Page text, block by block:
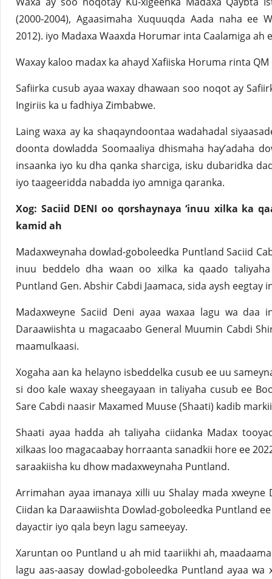
(2000-2004), Agaasimaha Xuquuqda Aada naha ee
2012). iyo Madaxa Waaxda Horumar inta Caalamiga ah
Waxay kaloo madax ka ahayd Xafiiska Horuma rinta
Safiirka cusub ayaa waxay dhawaan soo noqot ay
Ingiriis ka u fadhiya Zimbabwe.
Laing waxa ay ka shaqayndoontaa wadahadal
doonta dowladda Soomaaliya dhismaha hay’adaha
insaanka iyo ku dha qanka sharciga, isku dubaridka
iyo taageeridda nabadda iyo amniga qaranka.
Xog: Saciid DENI oo qorshaynaya ‘inuu xilka ka
kamid ah
Madaxweynaha dowlad-goboleedka Puntland Saciid
inuu beddelo dha waan oo xilka ka qaado
Puntland Gen. Abshir Cabdi Jaamaca, sida aysh eegtay
Madaxweyne Saciid Deni ayaa waxaa lagu wa daa
Daraawiishta u magacaabo General Muumin Cabdi
maamulkaasi.
Xogaha aan ka helayno isbeddelka cusub ee uu
si doo kale waxay sheegayaan in taliyaha cusub ee
Sare Cabdi naasir Maxamed Muuse (Shaati) kadib
Shaati ayaa hadda ah taliyaha ciidanka Madax
xilkaas loo magacaabay horraanta sanadkii hore ee
saraakiisha ku dhow madaxweynaha Puntland.
Arrimahan ayaa imanaya xilli uu Shalay mada
Ciidan ka Daraawiishta Dowlad-goboleedka Puntland
dayactir iyo qala beyn lagu sameeyay.
Xaruntan oo Puntland u ah mid taariikhi ah,
lagu aas-aasay dowlad-goboleedka Puntland ayaa